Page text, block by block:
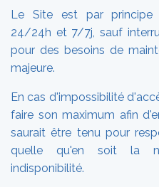
Le Site est par principe
24/24h et 7/7j, sauf
pour des besoins de
majeure.
En cas d'impossibilité
faire son maximum afin
saurait être tenu pour
quelle qu'en soit la
indisponibilité.